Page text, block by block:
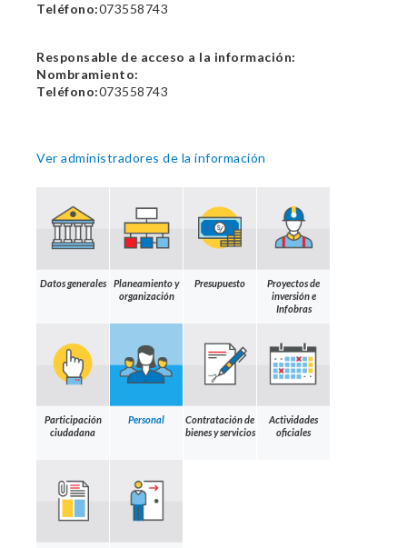
Teléfono:073558743
Responsable de acceso a la información:
Nombramiento:
Teléfono:073558743
Ver administradores de la información
Datos generales
Planeamiento y
organización
Presupuesto
Proyectos de
inversión e
Infobras
Participación
ciudadana
Personal
Contratación de
bienes y servicios
Actividades
oficiales